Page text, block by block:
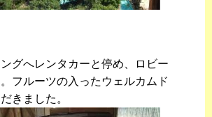
グへレンタカーと停め、ロビー
フルーツの入ったウェルカムド
きました。